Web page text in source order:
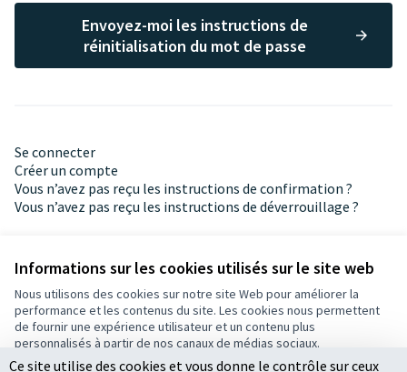
Informations sur les cookies utilisés sur le site web
Nous utilisons des cookies sur notre site Web pour améliorer la
performance et les contenus du site. Les cookies nous permettent
de fournir une expérience utilisateur et un contenu plus
personnalisés à partir de nos canaux de médias sociaux.
Tout accepter
Envoyez-moi les instructions de
réinitialisation du mot de passe
Se connecter
Créer un compte
Vous n’avez pas reçu les instructions de confirmation ?
Vous n’avez pas reçu les instructions de déverrouillage ?
Conditions d'utilisation
Paramètres des cookies
Ce site utilise des cookies et vous donne le contrôle sur ceux